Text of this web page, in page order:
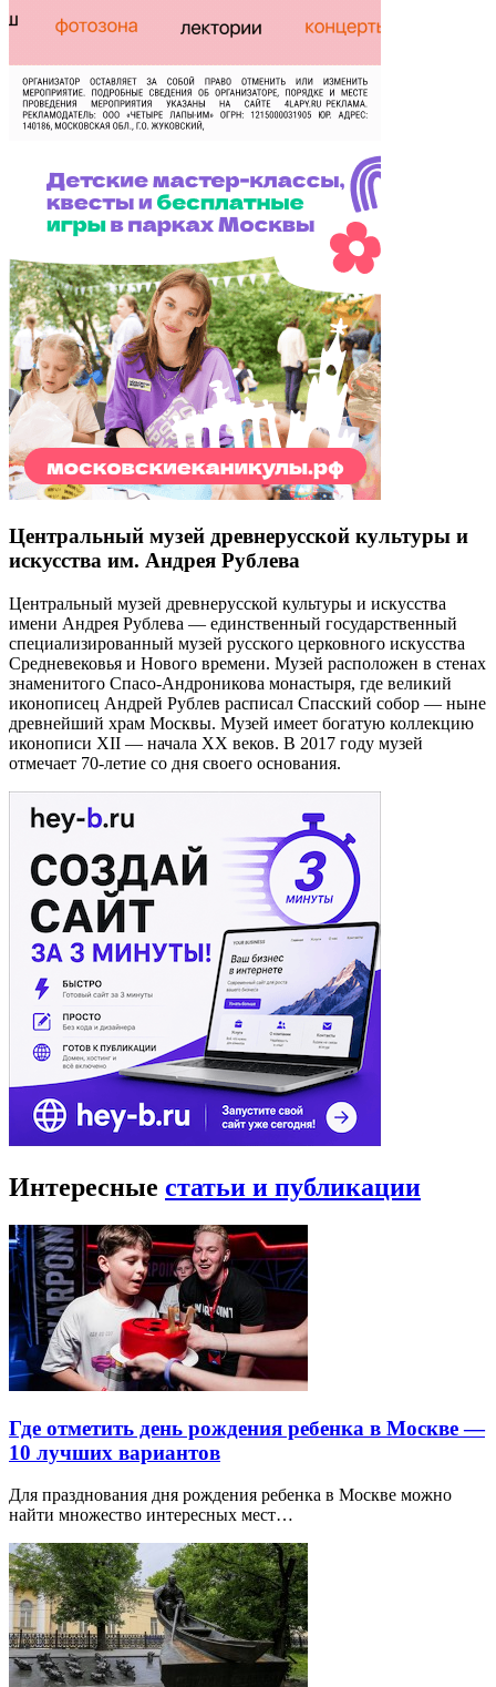
Центральный музей древнерусской культуры и
искусства им. Андрея Рублева
Центральный музей древнерусской культуры и искусства
имени Андрея Рублева — единственный государственный
специализированный музей русского церковного искусства
Средневековья и Нового времени. Музей расположен в стенах
знаменитого Спасо-Андроникова монастыря, где великий
иконописец Андрей Рублев расписал Спасский собор — ныне
древнейший храм Москвы. Музей имеет богатую коллекцию
иконописи XII — начала XX веков. В 2017 году музей
отмечает 70-летие со дня своего основания.
Интересные статьи и публикации
Где отметить день рождения ребенка в Москве —
10 лучших вариантов
Для празднования дня рождения ребенка в Москве можно
найти множество интересных мест…